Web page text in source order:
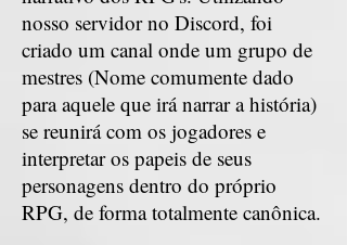
nosso servidor no Discord, foi
criado um canal onde um grupo de
mestres (Nome comumente dado
para aquele que irá narrar a história)
se reunirá com os jogadores e
interpretar os papeis de seus
personagens dentro do próprio
RPG, de forma totalmente canônica.